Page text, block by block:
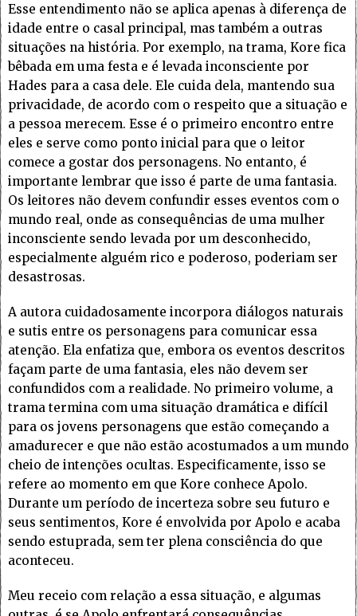
Esse entendimento não se aplica apenas à diferença de
idade entre o casal principal, mas também a outras
situações na história. Por exemplo, na trama, Kore fica
bêbada em uma festa e é levada inconsciente por
Hades para a casa dele. Ele cuida dela, mantendo sua
privacidade, de acordo com o respeito que a situação e
a pessoa merecem. Esse é o primeiro encontro entre
eles e serve como ponto inicial para que o leitor
comece a gostar dos personagens. No entanto, é
importante lembrar que isso é parte de uma fantasia.
Os leitores não devem confundir esses eventos com o
mundo real, onde as consequências de uma mulher
inconsciente sendo levada por um desconhecido,
especialmente alguém rico e poderoso, poderiam ser
desastrosas.
A autora cuidadosamente incorpora diálogos naturais
e sutis entre os personagens para comunicar essa
atenção. Ela enfatiza que, embora os eventos descritos
façam parte de uma fantasia, eles não devem ser
confundidos com a realidade. No primeiro volume, a
trama termina com uma situação dramática e difícil
para os jovens personagens que estão começando a
amadurecer e que não estão acostumados a um mundo
cheio de intenções ocultas. Especificamente, isso se
refere ao momento em que Kore conhece Apolo.
Durante um período de incerteza sobre seu futuro e
seus sentimentos, Kore é envolvida por Apolo e acaba
sendo estuprada, sem ter plena consciência do que
aconteceu.
Meu receio com relação a essa situação, e algumas